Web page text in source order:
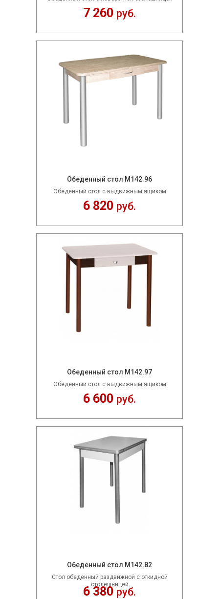
7 260 руб.
Обеденный стол М142.96
Обеденный стол с выдвижным ящиком
6 820 руб.
Обеденный стол М142.97
Обеденный стол с выдвижным ящиком
6 600 руб.
Обеденный стол М142.82
Стол обеденный раздвижной с откидной
столешницей
6 380 руб.